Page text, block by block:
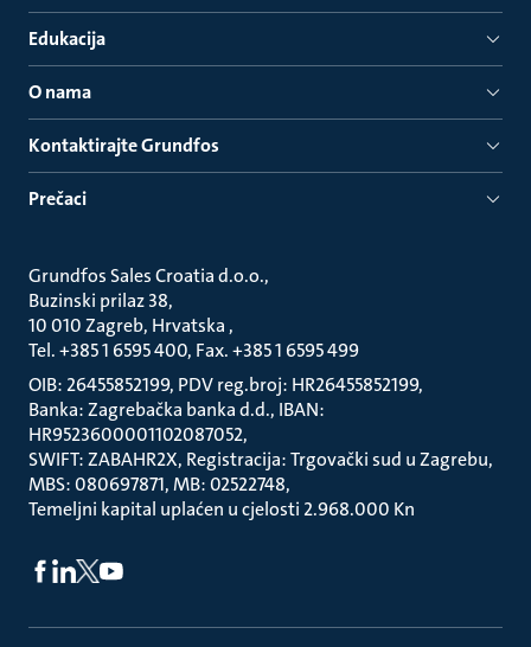
Edukacija
O nama
Kontaktirajte Grundfos
Prečaci
Grundfos Sales Croatia d.o.o.
Buzinski prilaz 38
10 010 Zagreb, Hrvatska
Tel. +385 1 6595 400, Fax. +385 1 6595 499
OIB: 26455852199, PDV reg.broj: HR26455852199
Banka: Zagrebačka banka d.d., IBAN:
HR9523600001102087052
SWIFT: ZABAHR2X, Registracija: Trgovački sud u Zagrebu
MBS: 080697871, MB: 02522748
Temeljni kapital uplaćen u cjelosti 2.968.000 Kn